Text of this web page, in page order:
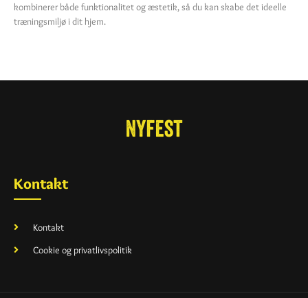
kombinerer både funktionalitet og æstetik, så du kan skabe det ideelle
træningsmiljø i dit hjem.
Kontakt
Kontakt
Cookie og privatlivspolitik